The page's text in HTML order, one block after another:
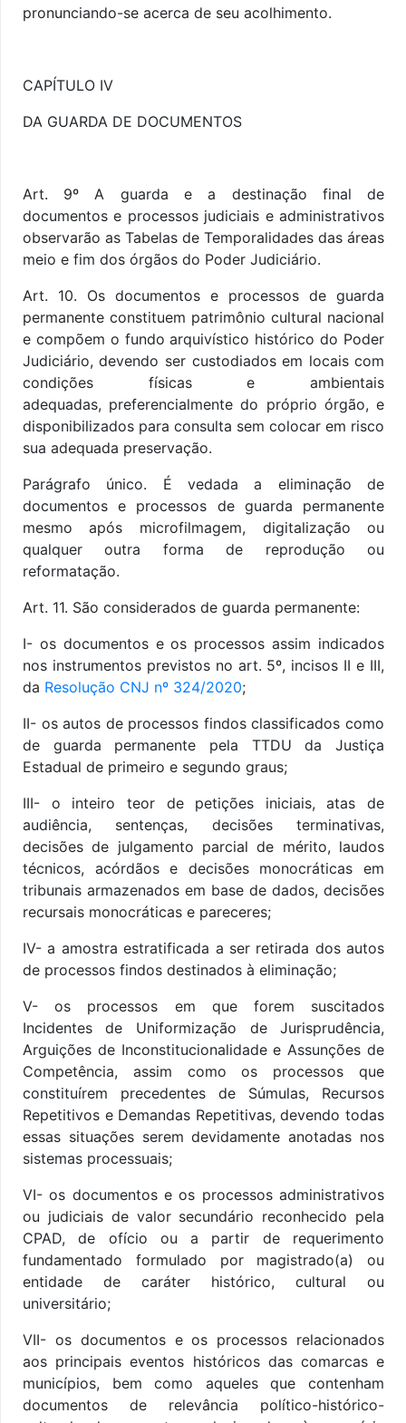
pronunciando-se acerca de seu acolhimento.
CAPÍTULO IV
DA GUARDA DE DOCUMENTOS
Art. 9º A guarda e a destinação final de
documentos e processos judiciais e administrativos
observarão as Tabelas de Temporalidades das áreas
meio e fim dos órgãos do Poder Judiciário.
Art. 10. Os documentos e processos de guarda
permanente constituem patrimônio cultural nacional
e compõem o fundo arquivístico histórico do Poder
Judiciário, devendo ser custodiados em locais com
condições físicas e ambientais
adequadas, preferencialmente do próprio órgão, e
disponibilizados para consulta sem colocar em risco
sua adequada preservação.
Parágrafo único. É vedada a eliminação de
documentos e processos de guarda permanente
mesmo após microfilmagem, digitalização ou
qualquer outra forma de reprodução ou
reformatação.
Art. 11. São considerados de guarda permanente:
I- os documentos e os processos assim indicados
nos instrumentos previstos no art. 5º, incisos II e III,
da Resolução CNJ nº 324/2020;
II- os autos de processos findos classificados como
de guarda permanente pela TTDU da Justiça
Estadual de primeiro e segundo graus;
III- o inteiro teor de petições iniciais, atas de
audiência, sentenças, decisões terminativas,
decisões de julgamento parcial de mérito, laudos
técnicos, acórdãos e decisões monocráticas em
tribunais armazenados em base de dados, decisões
recursais monocráticas e pareceres;
IV- a amostra estratificada a ser retirada dos autos
de processos findos destinados à eliminação;
V- os processos em que forem suscitados
Incidentes de Uniformização de Jurisprudência,
Arguições de Inconstitucionalidade e Assunções de
Competência, assim como os processos que
constituírem precedentes de Súmulas, Recursos
Repetitivos e Demandas Repetitivas, devendo todas
essas situações serem devidamente anotadas nos
sistemas processuais;
VI- os documentos e os processos administrativos
ou judiciais de valor secundário reconhecido pela
CPAD, de ofício ou a partir de requerimento
fundamentado formulado por magistrado(a) ou
entidade de caráter histórico, cultural ou
universitário;
VII- os documentos e os processos relacionados
aos principais eventos históricos das comarcas e
municípios, bem como aqueles que contenham
documentos de relevância político-histórico-